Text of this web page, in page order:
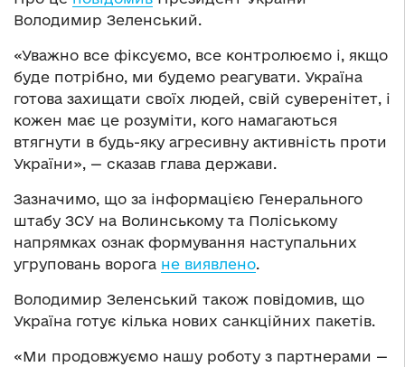
Володимир Зеленський.
«Уважно все фіксуємо, все контролюємо і, якщо
буде потрібно, ми будемо реагувати. Україна
готова захищати своїх людей, свій суверенітет, і
кожен має це розуміти, кого намагаються
втягнути в будь-яку агресивну активність проти
України», — сказав глава держави.
Зазначимо, що за інформацією Генерального
штабу ЗСУ на Волинському та Поліському
напрямках ознак формування наступальних
угруповань ворога не виявлено.
Володимир Зеленський також повідомив, що
Україна готує кілька нових санкційних пакетів.
«Ми продовжуємо нашу роботу з партнерами —